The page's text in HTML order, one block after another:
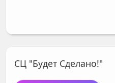
СЦ "Будет Сделано!"